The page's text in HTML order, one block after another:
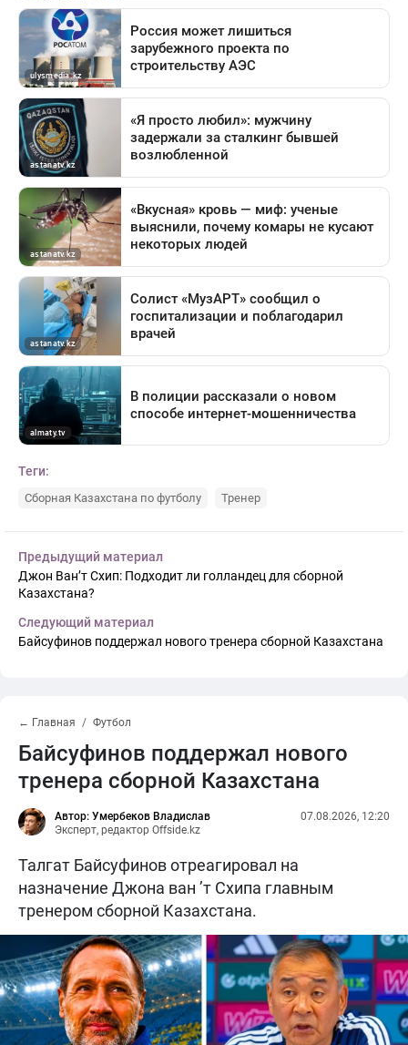
Теги:
Сборная Казахстана по футболу Тренер
Предыдущий материал
Джон Ван’т Схип: Подходит ли голландец для сборной
Казахстана?
Следующий материал
Байсуфинов поддержал нового тренера сборной Казахстана
← Главная Футбол
Байсуфинов поддержал нового
тренера сборной Казахстана
Автор: Умербеков Владислав
Эксперт, редактор Offside.kz
07.08.2026, 12:20
Талгат Байсуфинов отреагировал на
назначение Джона ван ’т Схипа главным
тренером сборной Казахстана.